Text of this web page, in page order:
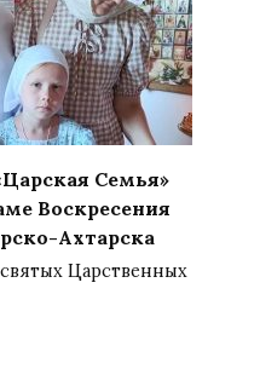
Семья»
Воскресения
Ахтарска
Царственных